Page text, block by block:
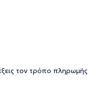
τον τρόπο πληρωμής